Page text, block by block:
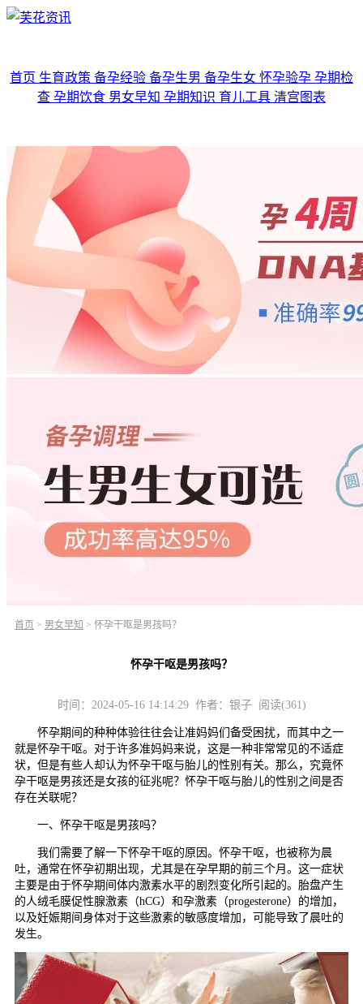
首页 生育政策 备孕经验 备孕生男 备孕生女 怀孕验孕 孕期检
查 孕期饮食 男女早知 孕期知识 育儿工具 清宫图表
首页 > 男女早知 > 怀孕干呕是男孩吗？
怀孕干呕是男孩吗？
时间：2024-05-16 14:14:29 作者：银子 阅读(361)
怀孕期间的种种体验往往会让准妈妈们备受困扰，而其中之一
就是怀孕干呕。对于许多准妈妈来说，这是一种非常常见的不适症
状，但是有些人却认为怀孕干呕与胎儿的性别有关。那么，究竟怀
孕干呕是男孩还是女孩的征兆呢？怀孕干呕与胎儿的性别之间是否
存在关联呢？
一、怀孕干呕是男孩吗？
我们需要了解一下怀孕干呕的原因。怀孕干呕，也被称为晨
吐，通常在怀孕初期出现，尤其是在孕早期的前三个月。这一症状
主要是由于怀孕期间体内激素水平的剧烈变化所引起的。胎盘产生
的人绒毛膜促性腺激素（hCG）和孕激素（progesterone）的增加，
以及妊娠期间身体对于这些激素的敏感度增加，可能导致了晨吐的
发生。